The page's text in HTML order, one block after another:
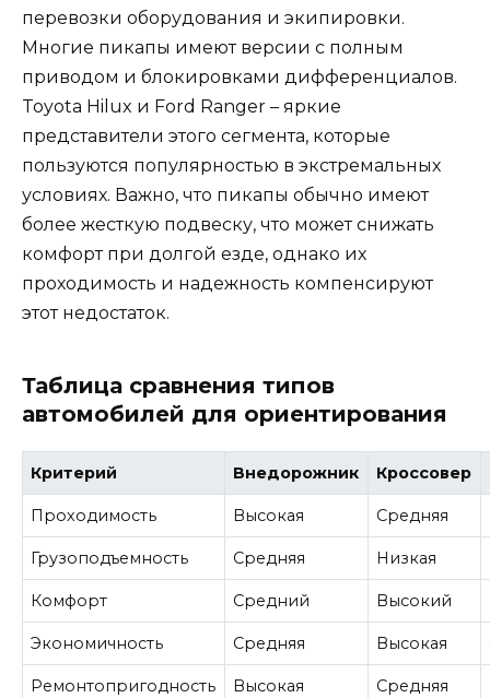
перевозки оборудования и экипировки.
Многие пикапы имеют версии с полным
приводом и блокировками дифференциалов.
Toyota Hilux и Ford Ranger – яркие
представители этого сегмента, которые
пользуются популярностью в экстремальных
условиях. Важно, что пикапы обычно имеют
более жесткую подвеску, что может снижать
комфорт при долгой езде, однако их
проходимость и надежность компенсируют
этот недостаток.
Таблица сравнения типов
автомобилей для ориентирования
Критерий Внедорожник Кроссовер
Проходимость Высокая Средняя
Грузоподъемность Средняя Низкая
Комфорт Средний Высокий
Экономичность Средняя Высокая
Ремонтопригодность Высокая Средняя